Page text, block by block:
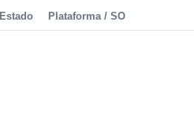
Estado Plataforma / SO